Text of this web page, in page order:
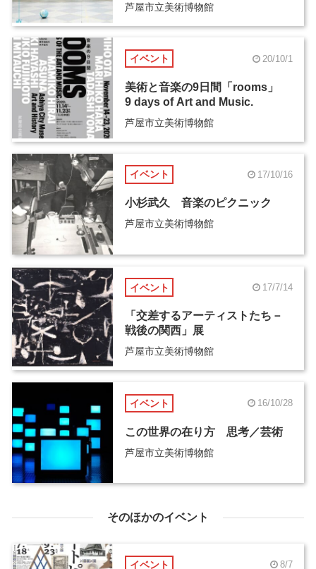
芦屋市立美術博物館
イベント 20/10/1
美術と音楽の9日間「rooms」
9 days of Art and Music.
芦屋市立美術博物館
イベント 17/10/16
小杉武久 音楽のピクニック
芦屋市立美術博物館
イベント 17/7/14
「交差するアーティストたち－
戦後の関西」展
芦屋市立美術博物館
イベント 16/10/28
この世界の在り方 思考／芸術
芦屋市立美術博物館
そのほかのイベント
イベント 8/7